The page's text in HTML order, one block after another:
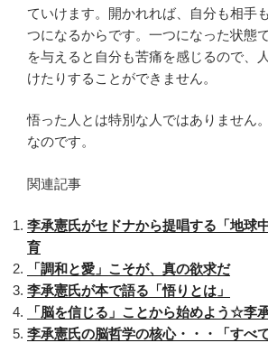
ていけます。開かれれば、自分も相手
つになるからです。一つになった状態
を与えると自分も苦痛を感じるので、
けたりすることができません。
悟った人とは特別な人ではありません
なのです。
関連記事
李承憲氏がセドナから提唱する「地球
育
「調和と愛」こそが、真の欲求だ
李承憲氏が本で語る「悟りとは」
「脳を信じる」ことから始めよう☆李
李承憲氏の脳哲学の核心・・・「すべ